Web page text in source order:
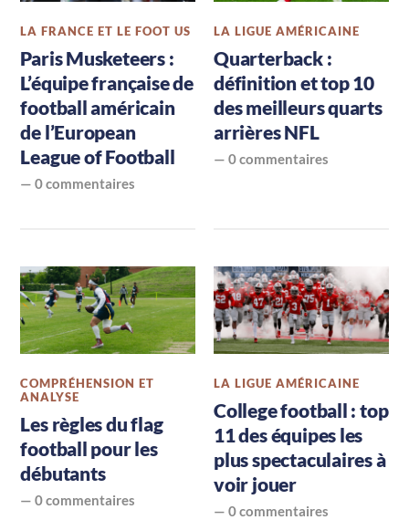
sur
le
Foot
US,
la
le
football
américain
en
France,
tout
savoir
sur
LA FRANCE ET LE FOOT US
Paris Musketeers :
L’équipe française de
football américain
de l’European
League of Football
—0 commentaires
LA LIGUE AMÉRICAINE
Quarterback :
définition et top 10
des meilleurs quarts
arrières NFL
—0 commentaires
COMPRÉHENSION ET
ANALYSE
Les règles du flag
football pour les
débutants
—0 commentaires
LA LIGUE AMÉRICAINE
College football : top
11 des équipes les
plus spectaculaires à
voir jouer
—0 commentaires